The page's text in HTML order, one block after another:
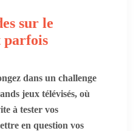
sur le
parfois
dans un challenge
jeux télévisés, où
à tester vos
en question vos